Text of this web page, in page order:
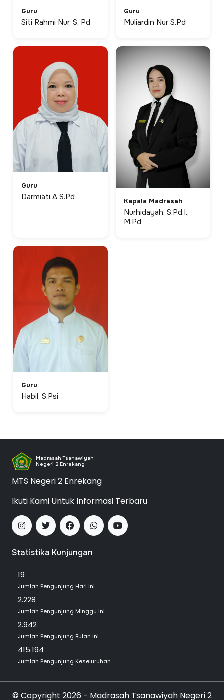
Guru
Siti Rahmi Nur, S. Pd
Guru
Muliardin Nur S.Pd
Guru
Darmiati A S.Pd Kepala Madrasah
Nurhidayah, S.Pd.I.,
M.Pd
Guru
Habil, S.Psi
Madrasah Tsanawiyah
Negeri 2 Enrekang
MTS Negeri 2 Enrekang
Ikuti Kami Untuk Informasi Terbaru
Statistika Kunjungan
19
Jumlah Pengunjung Hari Ini
2.228
Jumlah Pengunjung Minggu Ini
2.942
Jumlah Pengunjung Bulan Ini
415.194
Jumlah Pengunjung Keseluruhan
© Copyright 2026 - Madrasah Tsanawiyah Negeri 2